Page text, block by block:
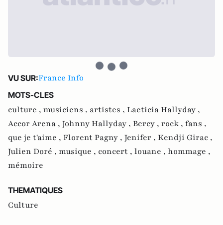
VU SUR:France Info
MOTS-CLES
culture , musiciens , artistes , Laeticia Hallyday ,
Accor Arena , Johnny Hallyday , Bercy , rock , fans ,
que je t'aime , Florent Pagny , Jenifer , Kendji Girac ,
Julien Doré , musique , concert , louane , hommage ,
mémoire
THEMATIQUES
Culture